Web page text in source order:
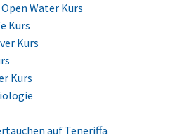
Open Water Kurs
Kurs
Kurs
Kurs
auf Teneriffa